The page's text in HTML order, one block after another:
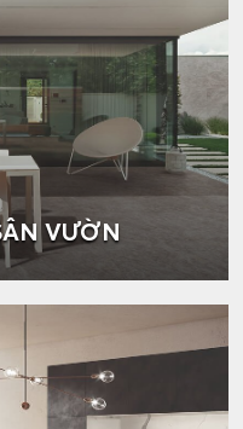
VƯỜN